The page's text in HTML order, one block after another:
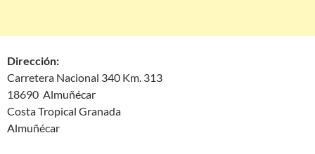
Dirección:
Carretera Nacional 340 Km. 313
18690 Almuñécar
Costa Tropical Granada
Almuñécar